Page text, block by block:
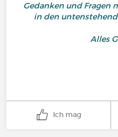
Gedanken und Fragen
in den
Alles
Ich mag